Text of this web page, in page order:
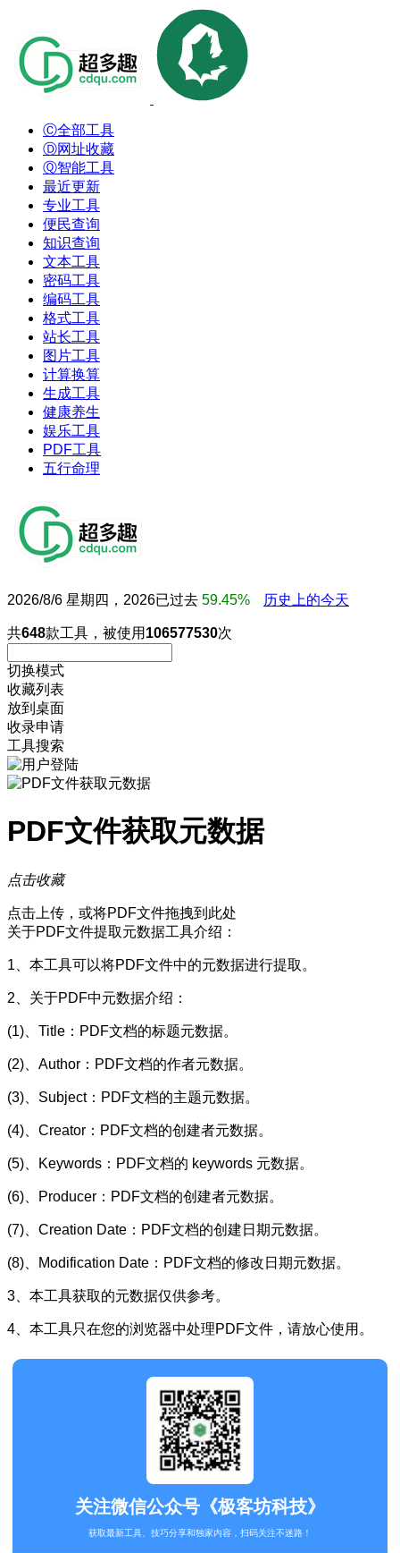
Ⓒ全部工具
Ⓓ网址收藏
Ⓠ智能工具
最近更新
专业工具
便民查询
知识查询
文本工具
密码工具
编码工具
格式工具
站长工具
图片工具
计算换算
生成工具
健康养生
娱乐工具
PDF工具
五行命理
2026/8/6 星期四，2026已过去 59.45% 历史上的今天
共648款工具，被使用 106577530次
切换模式
收藏列表
放到桌面
收录申请
工具搜索
PDF文件获取元数据
点击收藏
点击上传，或将PDF文件拖拽到此处
关于PDF文件提取元数据工具介绍：
1、本工具可以将PDF文件中的元数据进行提取。
2、关于PDF中元数据介绍：
(1)、Title：PDF文档的标题元数据。
(2)、Author：PDF文档的作者元数据。
(3)、Subject：PDF文档的主题元数据。
(4)、Creator：PDF文档的创建者元数据。
(5)、Keywords：PDF文档的 keywords 元数据。
(6)、Producer：PDF文档的创建者元数据。
(7)、Creation Date：PDF文档的创建日期元数据。
(8)、Modification Date：PDF文档的修改日期元数据。
3、本工具获取的元数据仅供参考。
4、本工具只在您的浏览器中处理PDF文件，请放心使用。
关注微信公众号《极客坊科技》
获取最新工具、技巧分享和独家内容，扫码关注不迷路！